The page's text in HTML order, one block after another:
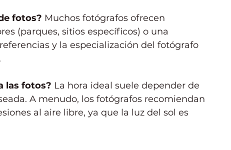
fotos? Muchos fotógrafos ofrecen
(parques, sitios específicos) o una
y la especialización del fotógrafo
las fotos? La hora ideal suele depender de
A menudo, los fotógrafos recomiendan
al aire libre, ya que la luz del sol es